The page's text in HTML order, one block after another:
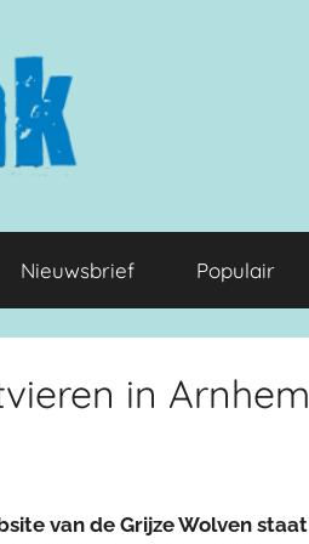
Nieuwsbrief Populair
in Arnhem
van de Grijze Wolven staat